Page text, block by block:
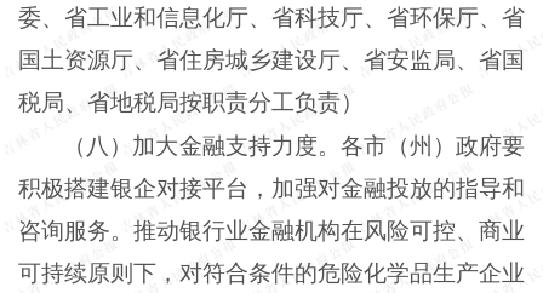
委、省工业和信息化厅、省科技厅、省环保厅、省
国土资源厅、省住房城乡建设厅、省安监局、省国
税局、省地税局按职责分工负责）
（八）加大金融支持力度。各市（州）政府要
积极搭建银企对接平台，加强对金融投放的指导和
咨询服务。推动银行业金融机构在风险可控、商业
可持续原则下，对符合条件的危险化学品生产企业